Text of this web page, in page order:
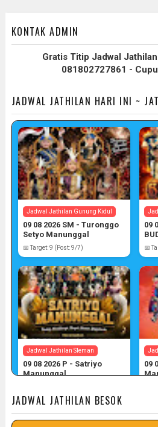
KONTAK ADMIN
Gratis Titip Jadwal
081802727861 -
JADWAL JATHILAN HARI INI ~
Jadwal Jathilan Gunung Kidul
09 08 2026 SM - Turonggo
Setyo Manunggal
📅 Target: 9 (Post: 9/7)
09
📅
Jadwal Jathilan Sleman
09 08 2026 P - Satriyo
Manunggal
09
JADWAL JATHILAN BESOK